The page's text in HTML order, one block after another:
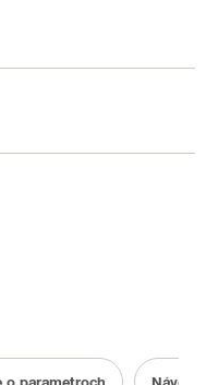
o parametroch Návod